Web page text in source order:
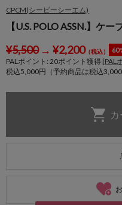
CPCM(シーピーシーエム)
【U.S. POLO ASSN.】ケ
¥5,500→ ¥2,200（税込） 60
PALポイント: 20ポイント獲得 [PAL
税込5,000円（予約商品は税込